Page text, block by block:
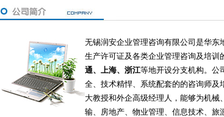
无锡润安企业管理咨询有限公司是华东
生产许可证及各类企业管理咨询及培训
通、上海、浙江等地开设分支机构。公
全、技术精悍、系统配套的的咨询师
大教授和外企高级经理人，能够为机
输、房地产、物业管理、信息技术、